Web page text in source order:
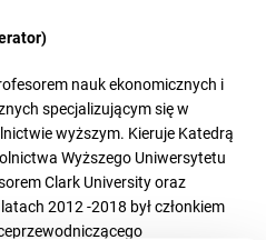
nauk ekonomicznych i
specjalizującym się w
wyższym. Kieruje Katedrą
Wyższego Uniwersytetu
Clark University oraz
2012 -2018 był członkiem